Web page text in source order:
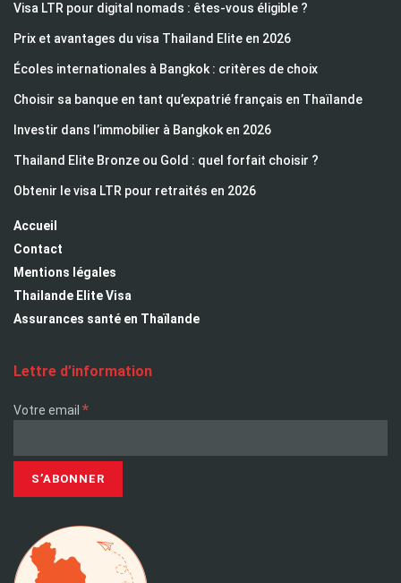
Visa LTR pour digital nomads : êtes-vous éligible ?
Prix et avantages du visa Thailand Elite en 2026
Écoles internationales à Bangkok : critères de choix
Choisir sa banque en tant qu’expatrié français en Thaïlande
Investir dans l’immobilier à Bangkok en 2026
Thailand Elite Bronze ou Gold : quel forfait choisir ?
Obtenir le visa LTR pour retraités en 2026
Accueil
Contact
Mentions légales
Thailande Elite Visa
Assurances santé en Thaïlande
Lettre d’information
Votre email *